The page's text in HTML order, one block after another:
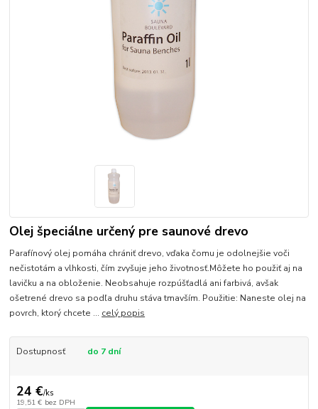
Olej špeciálne určený pre saunové drevo
Parafínový olej pomáha chrániť drevo, vďaka čomu je odolnejšie voči
nečistotám a vlhkosti, čím zvyšuje jeho životnosť.Môžete ho použiť aj na
lavičku a na obloženie. Neobsahuje rozpúšťadlá ani farbivá, avšak
ošetrené drevo sa podľa druhu stáva tmavším. Použitie: Naneste olej na
povrch, ktorý chcete ... celý popis
Dostupnosť do 7 dní
24 €/ks
19,51 € bez DPH